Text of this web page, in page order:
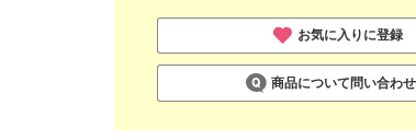
お気に入りに登録
商品について問い合わ